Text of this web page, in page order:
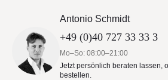
Antonio Schmidt
+49 (0)40 727 33 33 3
Mo–So: 08:00–21:00
Jetzt persönlich beraten lassen,
bestellen.